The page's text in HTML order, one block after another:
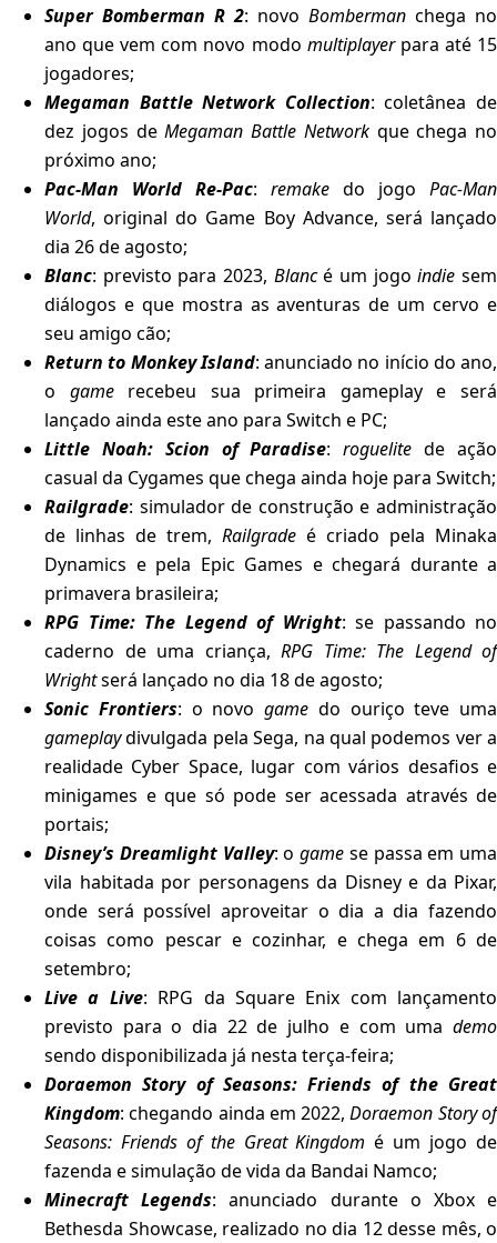
Super Bomberman R 2: novo Bomberman chega no
ano que vem com novo modo multiplayerpara até 15
jogadores;
Megaman Battle Network Collection: coletânea de
dez jogos deMegaman Battle Networkque chega no
próximo ano;
Pac-Man World Re-Pac: remake do jogo Pac-Man
World, original do Game Boy Advance, será lançado
dia 26 de agosto;
Blanc: previsto para 2023, Blancé um jogoindie sem
diálogos e que mostra as aventuras de um cervo e
seu amigo cão;
Return to Monkey Island: anunciado no início do ano,
o gamerecebeu sua primeira gameplay e será
lançado ainda este ano para Switch e PC;
Little Noah: Scion of Paradise:roguelite de ação
casual da Cygames que chega ainda hoje para Switch;
Railgrade: simulador de construção e administração
de linhas de trem, Railgrade é criado pela Minaka
Dynamics e pela Epic Games e chegará durante a
primavera brasileira;
RPG Time: The Legend of Wright: se passando no
caderno de uma criança, RPG Time: The Legend of
Wrightserá lançado no dia 18 de agosto;
Sonic Frontiers: o novo game do ouriço teve uma
gameplaydivulgada pela Sega, na qual podemos ver a
realidade Cyber Space, lugar com vários desafios e
minigames e que só pode ser acessada através de
portais;
Disney’s Dreamlight Valley: o game se passa em uma
vila habitada por personagens da Disney e da Pixar,
onde será possível aproveitar o dia a dia fazendo
coisas como pescar e cozinhar, e chega em 6 de
setembro;
Live a Live: RPG da Square Enix com lançamento
previsto para o dia 22 de julho e com uma demo
sendo disponibilizada já nesta terça-feira;
Doraemon Story of Seasons: Friends of the Great
Kingdom: chegando ainda em 2022,Doraemon Story of
Seasons: Friends of the Great Kingdom é um jogo de
fazenda e simulação de vida da Bandai Namco;
Minecraft Legends: anunciado durante o Xbox e
Bethesda Showcase, realizado no dia 12 desse mês, o